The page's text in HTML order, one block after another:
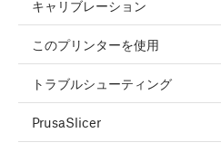
キャリブレーション
このプリンターを使用
トラブルシューティング
PrusaSlicer